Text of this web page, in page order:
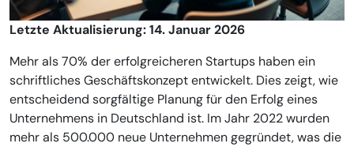
Letzte Aktualisierung: 14. Januar 2026
Mehr als 70% der erfolgreicheren Startups haben ein
schriftliches Geschäftskonzept entwickelt. Dies zeigt, wie
entscheidend sorgfältige Planung für den Erfolg eines
Unternehmens in Deutschland ist. Im Jahr 2022 wurden
mehr als 500.000 neue Unternehmen gegründet, was die